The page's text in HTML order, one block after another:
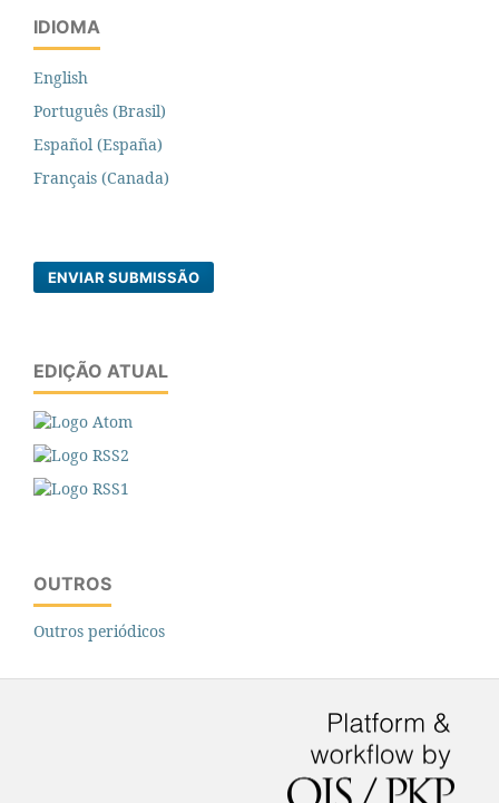
IDIOMA
English
Português (Brasil)
Español (España)
Français (Canada)
ENVIAR SUBMISSÃO
EDIÇÃO ATUAL
OUTROS
Outros periódicos